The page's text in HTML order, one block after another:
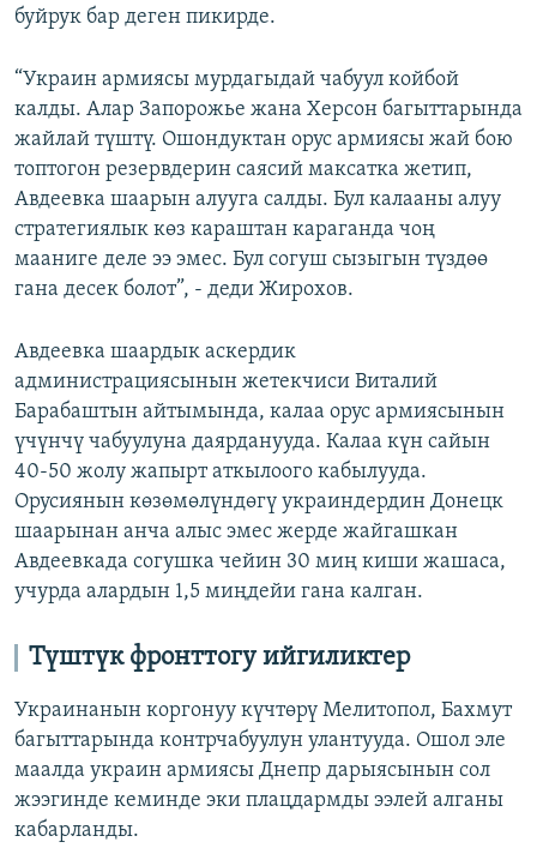
буйрук бар деген пикирде.
“Украин армиясы мурдагыдай чабуул койбой
калды. Алар Запорожье жана Херсон багыттарында
жайлай түштү. Ошондуктан орус армиясы жай бою
топтогон резервдерин саясий максатка жетип,
Авдеевка шаарын алууга салды. Бул калааны алуу
стратегиялык көз караштан караганда чоң
мааниге деле ээ эмес. Бул согуш сызыгын түздөө
гана десек болот”, - деди Жирохов.
Авдеевка шаардык аскердик
администрациясынын жетекчиси Виталий
Барабаштын айтымында, калаа орус армиясынын
үчүнчү чабуулуна даярданууда. Калаа күн сайын
40-50 жолу жапырт аткылоого кабылууда.
Орусиянын көзөмөлүндөгү украиндердин Донецк
шаарынан анча алыс эмес жерде жайгашкан
Авдеевкада согушка чейин 30 миң киши жашаса,
учурда алардын 1,5 миңдейи гана калган.
Түштүк фронттогу ийгиликтер
Украинанын коргонуу күчтөрү Мелитопол, Бахмут
багыттарында контрчабуулун улантууда. Ошол эле
маалда украин армиясы Днепр дарыясынын сол
жээгинде кеминде эки плацдармды ээлей алганы
кабарланды.